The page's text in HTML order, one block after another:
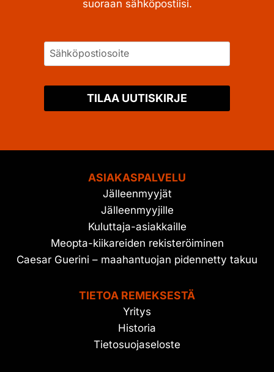
suoraan sähköpostiisi.
TILAA UUTISKIRJE
ASIAKASPALVELU
Jälleenmyyjät
Jälleenmyyjille
Kuluttaja-asiakkaille
Meopta-kiikareiden rekisteröiminen
Caesar Guerini – maahantuojan pidennetty takuu
TIETOA REMEKSESTÄ
Yritys
Historia
Tietosuojaseloste